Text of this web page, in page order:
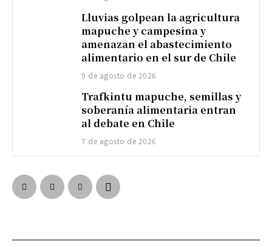
Lluvias golpean la agricultura
mapuche y campesina y
amenazan el abastecimiento
alimentario en el sur de Chile
9 de agosto de 2026
Trafkintu mapuche, semillas y
soberanía alimentaria entran
al debate en Chile
7 de agosto de 2026